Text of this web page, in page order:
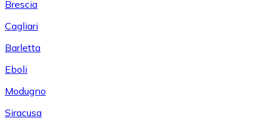
Brescia
Cagliari
Barletta
Eboli
Modugno
Siracusa